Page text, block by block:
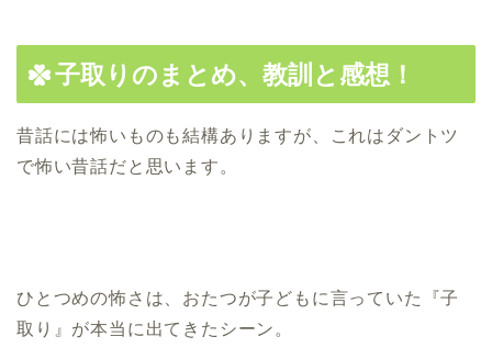
子取りのまとめ、教訓と感想！
昔話には怖いものも結構ありますが、これはダントツ
で怖い昔話だと思います。
ひとつめの怖さは、おたつが子どもに言っていた『子
取り』が本当に出てきたシーン。